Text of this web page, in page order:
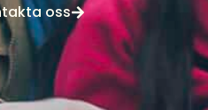
oss